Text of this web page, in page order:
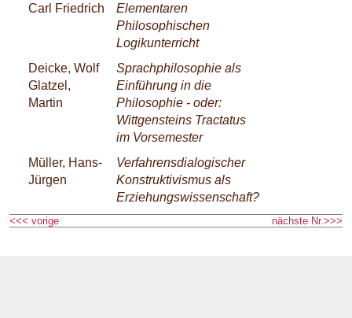
Carl Friedrich
Elementaren
Philosophischen
Logikunterricht
Deicke, Wolf
Glatzel,
Martin
Sprachphilosophie als
Einführung in die
Philosophie - oder:
Wittgensteins Tractatus
im Vorsemester
Müller, Hans-
Jürgen
Verfahrensdialogischer
Konstruktivismus als
Erziehungswissenschaft?
<<< vorige nächste Nr.>>>